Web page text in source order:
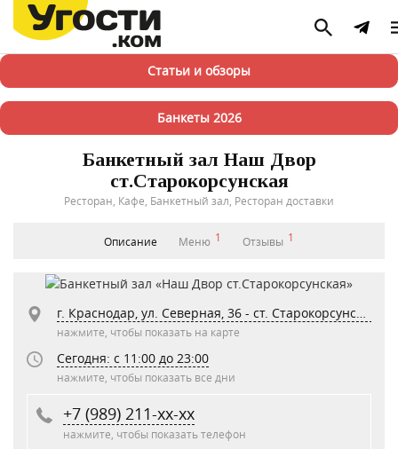
Статьи и обзоры
Банкеты 2026
Банкетный зал Наш Двор
cт.Cтарокорсунская
Ресторан, Кафе, Банкетный зал, Ресторан доставки
Описание Меню 1 Отзывы 1
нажмите, чтобы показать на карте
Сегодня: c 11:00 до 23:00
нажмите, чтобы показать все дни
+7 (989) 211-xx-xx
нажмите, чтобы показать телефон